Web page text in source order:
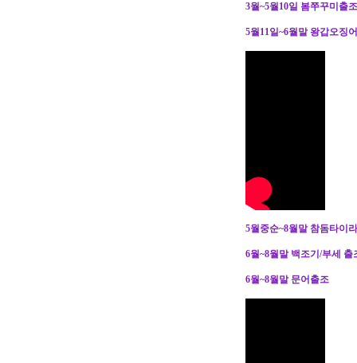
3월~5월10일 봄쭈꾸미출
5월11일~6월말 왕갑오징
5월중순~8월말 참돔타이
6월~8월말 백조기/부세
6월~8월말 문어출조